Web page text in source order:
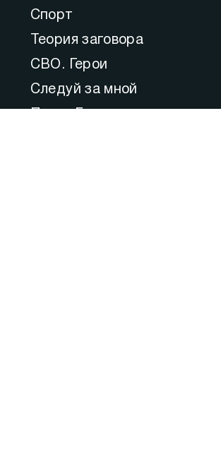
Спорт
Теория заговора
СВО. Герои
Следуй за мной